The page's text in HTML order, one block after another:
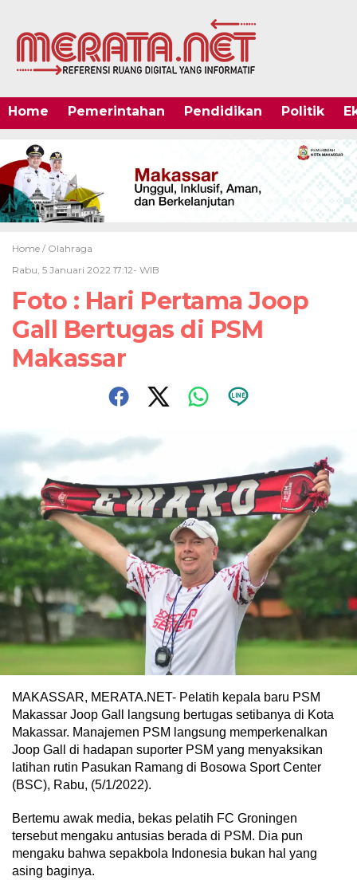
Home Pemerintahan Pendidikan Politik
Home / Olahraga
Rabu, 5 Januari 2022 17:12- WIB
Foto : Hari Pertama Joop
Gall Bertugas di PSM
Makassar
MAKASSAR, MERATA.NET- Pelatih kepala baru PSM
Makassar Joop Gall langsung bertugas setibanya di Kota
Makassar. Manajemen PSM langsung memperkenalkan
Joop Gall di hadapan suporter PSM yang menyaksikan
latihan rutin Pasukan Ramang di Bosowa Sport Center
(BSC), Rabu, (5/1/2022).
Bertemu awak media, bekas pelatih FC Groningen
tersebut mengaku antusias berada di PSM. Dia pun
mengaku bahwa sepakbola Indonesia bukan hal yang
asing baginya.